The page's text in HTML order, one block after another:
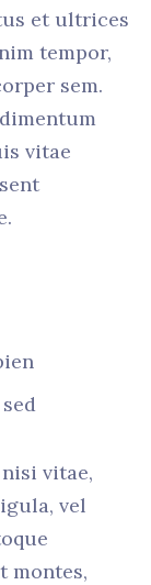
et ultrices
tempor,
sem.
vitae
vitae,
vel
montes,